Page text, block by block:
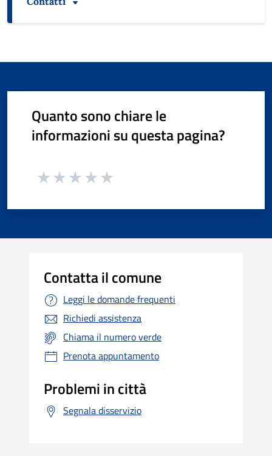
Quanto sono chiare le
informazioni su questa pagina?
Contatta il comune
Leggi le domande frequenti
Richiedi assistenza
Chiama il numero verde
Prenota appuntamento
Problemi in città
Segnala disservizio